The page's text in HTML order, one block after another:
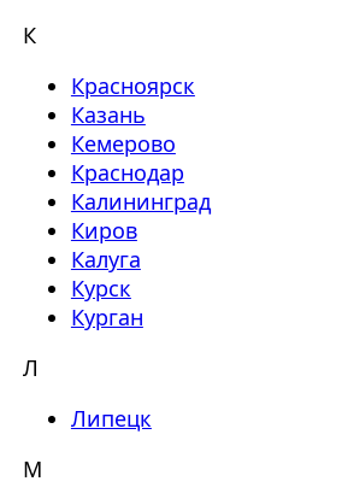
К
Красноярск
Казань
Кемерово
Краснодар
Калининград
Киров
Калуга
Курск
Курган
Л
Липецк
М